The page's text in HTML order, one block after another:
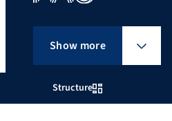
Structure
Show more